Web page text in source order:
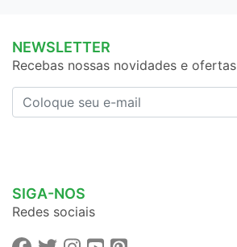
NEWSLETTER
Recebas nossas novidades e ofertas
SIGA-NOS
Redes sociais